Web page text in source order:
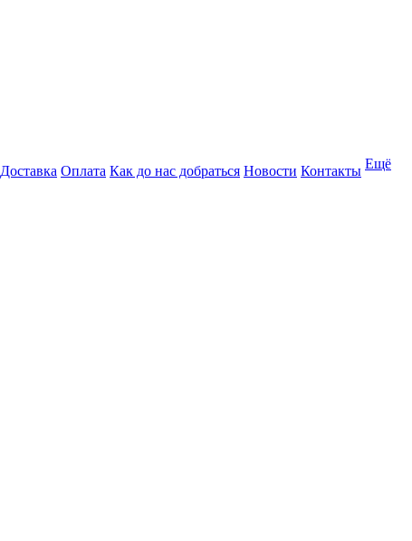
Доставка Оплата Как до нас добраться Новости Контакты Ещё